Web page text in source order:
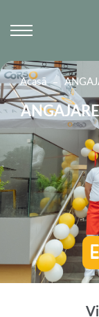
Acasā
ANGAJARE